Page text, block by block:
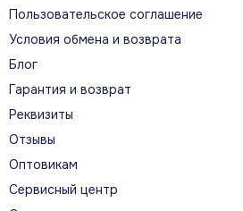
Пользовательское соглашение
Условия обмена и возврата
Блог
Гарантия и возврат
Реквизиты
Отзывы
Оптовикам
Сервисный центр